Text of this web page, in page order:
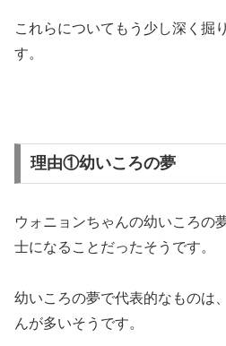
これらについてもう少し深く掘
す。
理由①幼いころの夢
ウォニョンちゃんの幼いころの
士になることだったそうです。
幼いころの夢で代表的なものは
んが多いそうです。